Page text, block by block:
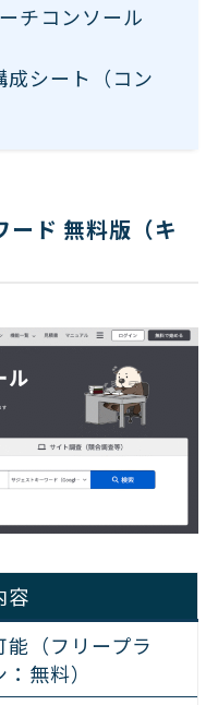
チコンソール
シート（コン
ド 無料版（キ
容
能（フリープラ
：無料）